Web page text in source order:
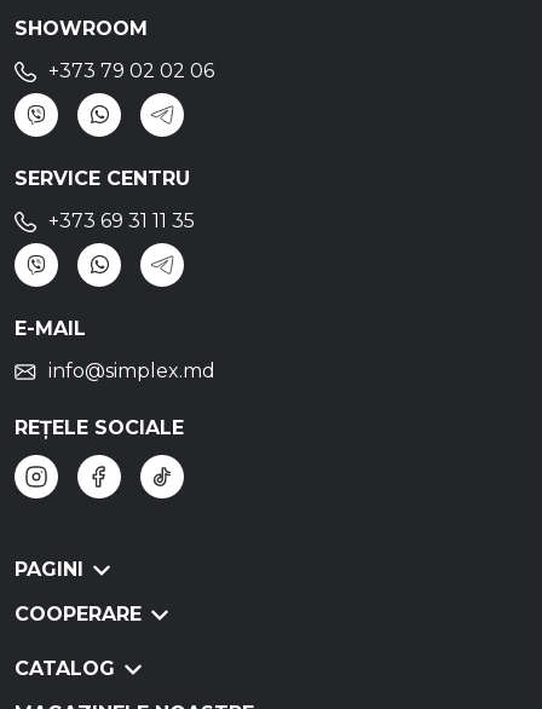
SHOWROOM
+373 79 02 02 06
SERVICE CENTRU
+373 69 31 11 35
E-MAIL
info@simplex.md
REȚELE SOCIALE
PAGINI
COOPERARE
CATALOG